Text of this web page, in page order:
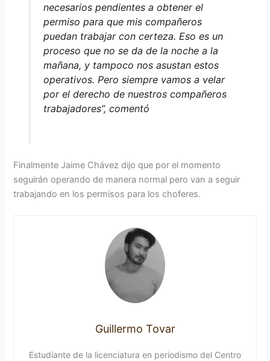
necesarios pendientes a obtener el
permiso para que mis compañeros
puedan trabajar con certeza. Eso es un
proceso que no se da de la noche a la
mañana, y tampoco nos asustan estos
operativos. Pero siempre vamos a velar
por el derecho de nuestros compañeros
trabajadores”, comentó
Finalmente Jaime Chávez dijo que por el momento
seguirán operando de manera normal pero van a seguir
trabajando en los permisos para los choferes.
Guillermo Tovar
Estudiante de la licenciatura en periodismo del Centro